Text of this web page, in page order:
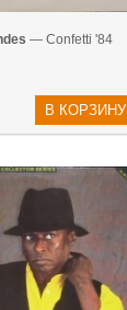
— Confetti '84
В КОРЗИНУ